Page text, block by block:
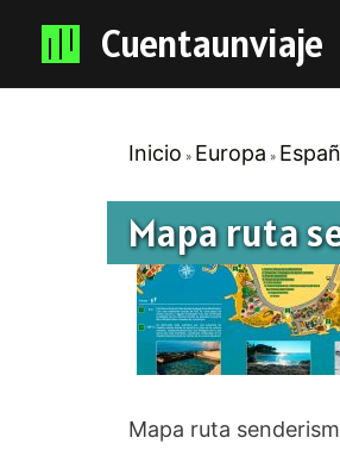
Cuentaunviaje
Inicio Europa
Mapa ruta
Mapa ruta